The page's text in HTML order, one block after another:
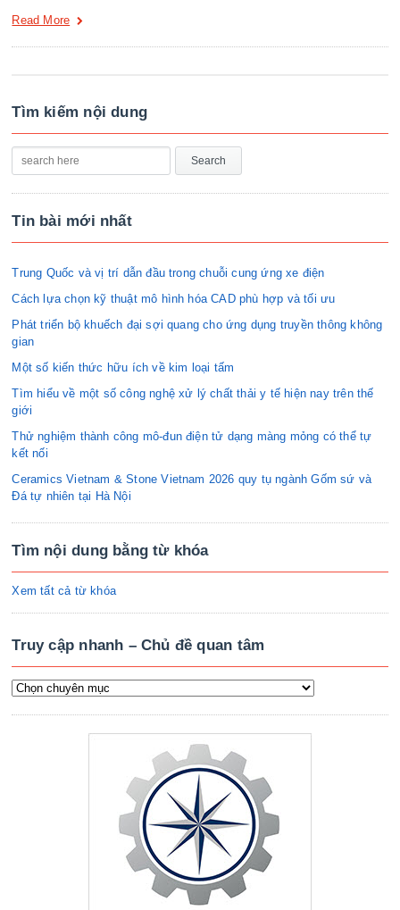
Read More
Tìm kiếm nội dung
Tin bài mới nhất
Trung Quốc và vị trí dẫn đầu trong chuỗi cung ứng xe điện
Cách lựa chọn kỹ thuật mô hình hóa CAD phù hợp và tối ưu
Phát triển bộ khuếch đại sợi quang cho ứng dụng truyền thông không
gian
Một số kiến thức hữu ích về kim loại tấm
Tìm hiểu về một số công nghệ xử lý chất thải y tế hiện nay trên thế
giới
Thử nghiệm thành công mô-đun điện tử dạng màng mỏng có thể tự
kết nối
Ceramics Vietnam & Stone Vietnam 2026 quy tụ ngành Gốm sứ và
Đá tự nhiên tại Hà Nội
Tìm nội dung bằng từ khóa
Xem tất cả từ khóa
Truy cập nhanh – Chủ đề quan tâm